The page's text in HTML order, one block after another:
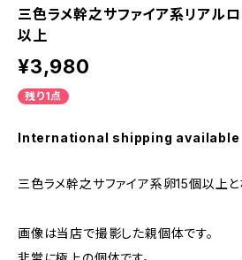
三色ラメ幹之サファイア系リアル
以上
¥3,980
残り1点
International shipping available
三色ラメ幹之サファイア系卵15個以上と
画像は当店で撮影した親個体です。